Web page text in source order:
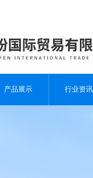
产品展示 行业资讯